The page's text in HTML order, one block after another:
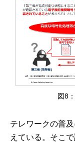
図8
テレワークの普
えている。そこ